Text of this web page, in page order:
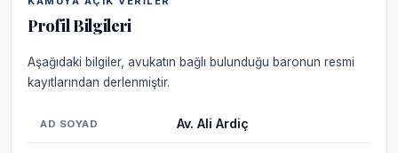
Profil Bilgileri
Aşağıdaki bilgiler, avukatın bağlı bulunduğu baronun resmi
kayıtlarından derlenmiştir.
AD SOYAD Av. Ali Ardiç